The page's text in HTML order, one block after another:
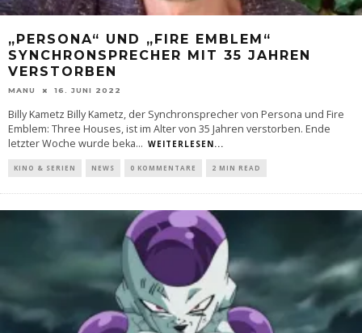
„PERSONA“ UND „FIRE EMBLEM“
SYNCHRONSPRECHER MIT 35 JAHREN
VERSTORBEN
MANU 16. JUNI 2022
Billy Kametz Billy Kametz, der Synchronsprecher von Persona und Fire
Emblem: Three Houses, ist im Alter von 35 Jahren verstorben. Ende
letzter Woche wurde beka... WEITERLESEN...
KINO & SERIEN NEWS 0 KOMMENTARE 2 MIN READ